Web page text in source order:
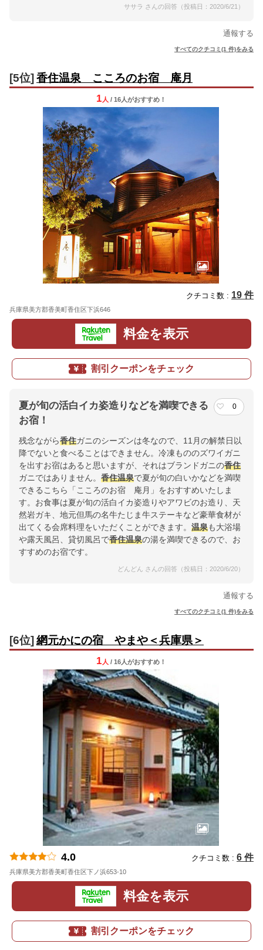
ササラ さんの回答（投稿日：2020/6/21）
通報する
すべてのクチコミ(1 件)をみる
[5位] 香住温泉 こころのお宿 庵月
1 人 / 16人がおすすめ！
クチコミ数 : 19 件
兵庫県美方郡香美町香住区下浜646
料金を表示
割引クーポンをチェック
夏が旬の活白イカ姿造りなどを満喫できる
お宿！
0
残念ながら香住ガニのシーズンは冬なので、11月の解禁日以
降でないと食べることはできません。冷凍もののズワイガニ
を出すお宿はあると思いますが、それはブランドガニの香住
ガニではありません。 香住温泉で夏が旬の白いかなどを満喫
できるこちら「こころのお宿 庵月」をおすすめいたしま
す。お食事は夏が旬の活白イカ姿造りやアワビのお造り、天
然岩ガキ、地元但馬の名牛たじま牛ステーキなど豪華食材が
出てくる会席料理をいただくことができます。 温泉も大浴場
や露天風呂、貸切風呂で香住温泉の湯を満喫できるので、お
すすめのお宿です。
どんどん さんの回答（投稿日：2020/6/20）
通報する
すべてのクチコミ(1 件)をみる
[6位] 網元かにの宿 やまや＜兵庫県＞
1 人 / 16人がおすすめ！
4.0 クチコミ数 : 6 件
兵庫県美方郡香美町香住区下ノ浜653-10
料金を表示
割引クーポンをチェック